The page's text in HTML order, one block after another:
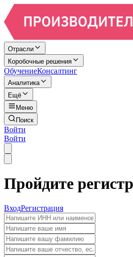
Отрасли
Коробочные решения
ОбучениеКонсалтинг
Аналитика
Ещё
Меню
Поиск
Войти
Войти
Пройдите
ВходРегистрация